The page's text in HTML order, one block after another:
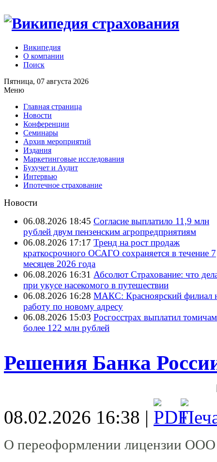
Википедия
О компании
Поиск
Пятница, 07 августа 2026
Меню
Главная страница
Новости
Конференции
Семинары
Архив мероприятий
Издания
Маркетинговые исследования
Бухучет и Аудит
Интервью
Ипотечное страхование
Новости
06.08.2026 18:45 Согласие выплатило 11,9 млн
рублей двум пензенским агропредприятиям
06.08.2026 17:17 Тренд на рост продаж
краткосрочного ОСАГО сохраняется в течение 7
месяцев 2026 года
06.08.2026 16:31 Абсолют Страхование: что
при укусе насекомого в путешествии
06.08.2026 16:28 МАКС: Красноярский филиал
работу по новому адресу
06.08.2026 15:03 Росгосстрах выплатил томичам
более 122 млн рублей
Решения Банка
08.02.2026 16:38 |
О переоформлении лицензии